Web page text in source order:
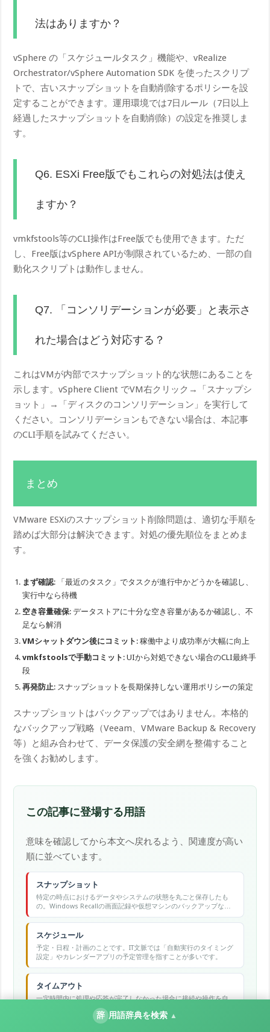
法はありますか？
vSphere の「スケジュールタスク」機能や、vRealize
Orchestrator/vSphere Automation SDK を使ったスクリプ
トで、古いスナップショットを自動削除するポリシーを設
定することができます。運用環境では7日ルール（7日以上
経過したスナップショットを自動削除）の設定を推奨しま
す。
Q6. ESXi Free版でもこれらの対処法は使え
ますか？
vmkfstools等のCLI操作はFree版でも使用できます。ただ
し、Free版はvSphere APIが制限されているため、一部の自
動化スクリプトは動作しません。
Q7. 「コンソリデーションが必要」と表示さ
れた場合はどう対応する？
これはVMが内部でスナップショット的な状態にあることを
示します。vSphere Client でVM右クリック→「スナップシ
ョット」→「ディスクのコンソリデーション」を実行して
ください。コンソリデーションもできない場合は、本記事
のCLI手順を試みてください。
まとめ
VMware ESXiのスナップショット削除問題は、適切な手順を
踏めば大部分は解決できます。対処の優先順位をまとめま
す。
まず確認: 「最近のタスク」でタスクが進行中かどうかを確認し、
実行中なら待機
空き容量確保: データストアに十分な空き容量があるか確認し、不
足なら解消
VMシャットダウン後にコミット : 稼働中より成功率が大幅に向上
vmkfstoolsで手動コミット : UIから対処できない場合のCLI最終手
段
再発防止: スナップショットを長期保持しない運用ポリシーの策定
スナップショットはバックアップではありません。本格的
なバックアップ戦略（Veeam、VMware Backup & Recovery
等）と組み合わせて、データ保護の安全網を整備すること
を強くお勧めします。
この記事に登場する用語
意味を確認してから本文へ戻れるよう、関連度が高い
順に並べています。
スナップショット
特定の時点におけるデータやシステムの状態を丸ごと保存したも
の。Windows Recallの画面記録や仮想マシンのバックアップな
ど、「その瞬間」を後から復元するために使われます。
スケジュール
予定・日程・計画のことです。IT文脈では「自動実行のタイミング
設定」やカレンダーアプリの予定管理を指すことが多いです。
タイムアウト
一定時間内に処理や応答が完了しなかった場合に接続や操作を自
動的に打ち切る仕組み。通信エラーの一種として表示されること
辞 用語辞典を検索 ▲